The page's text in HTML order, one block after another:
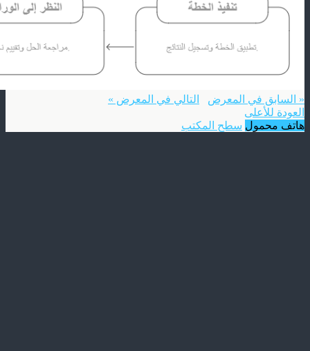
« السابق في المعرض
التالي في المعرض »
العودة للأعلى
هاتف محمول سطح المكتب